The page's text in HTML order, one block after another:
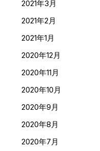
2021年3月
2021年2月
2021年1月
2020年12月
2020年11月
2020年10月
2020年9月
2020年8月
2020年7月